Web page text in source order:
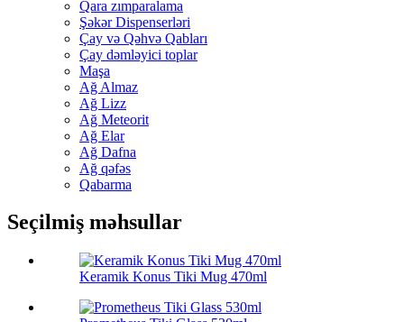
Qara zımparalama
Şəkər Dispenserləri
Çay və Qəhvə Qabları
Çay dəmləyici toplar
Maşa
Ağ Almaz
Ağ Lizz
Ağ Meteorit
Ağ Elar
Ağ Dafna
Ağ qəfəs
Qabarma
Seçilmiş məhsullar
Keramik Konus Tiki Mug 470ml